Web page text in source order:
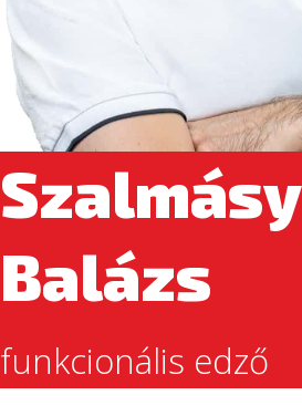
Szalmásy
Balázs
funkcionális edző